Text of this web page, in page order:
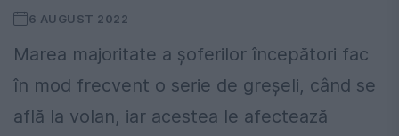
6 AUGUST 2022
Marea majoritate a șoferilor începători fac
în mod frecvent o serie de greșeli, când se
află la volan, iar acestea le afectează